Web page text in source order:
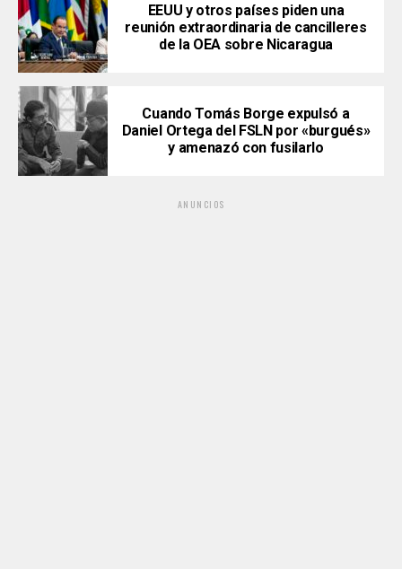
EEUU y otros países piden una
reunión extraordinaria de cancilleres
de la OEA sobre Nicaragua
Cuando Tomás Borge expulsó a
Daniel Ortega del FSLN por «burgués»
y amenazó con fusilarlo
ANUNCIOS